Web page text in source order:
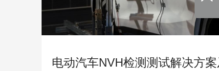
电动汽车NVH检测测试解决方